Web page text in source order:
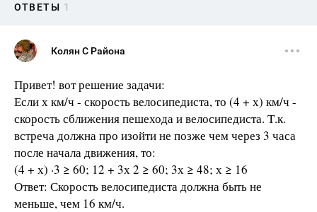
ОТВЕТЫ 1
Колян С Района
Привет! вот решение задачи:
Если х км/ч - скорость велосипедиста, то (4 + х) км/ч -
скорость сближения пешехода и велосипедиста. Т.к.
встреча должна про­ изойти не позже чем через 3 часа
после начала движения, то:
(4 + х) ·3 ≥ 60; 12 + 3х 2 ≥ 60; 3х ≥ 48; х ≥ 16
Ответ: Скорость велосипедиста должна быть не
меньше, чем 16 км/ч.